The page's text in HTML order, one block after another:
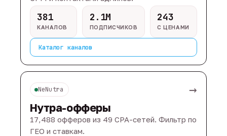
381
КАНАЛОВ
2.1M
ПОДПИСЧИКОВ
243
С ЦЕНАМИ
Каталог каналов
NeNutra →
Нутра-офферы
17,488 офферов из 49 CPA-сетей. Фильтр по
ГЕО и ставкам.